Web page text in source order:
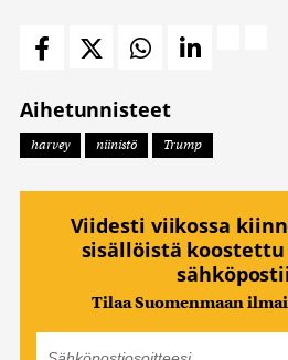
Aihetunnisteet
harvey niinistö Trump
Viidesti viikossa
sisällöistä
Tilaa Suomenmaan